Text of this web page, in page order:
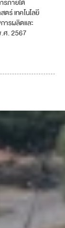
รภายใต้
ร์ เทคโนโลยี
ารผลิตและ
ศ. 2567